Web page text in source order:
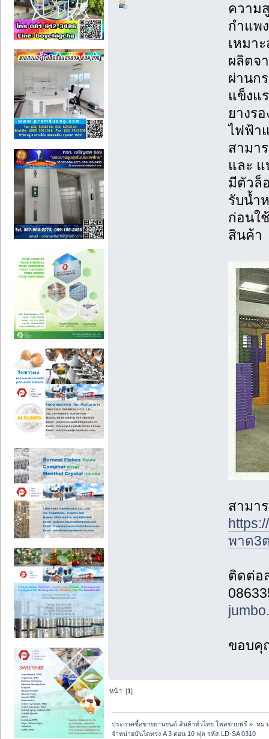
ความ
กำแพ
เหมา
ผลิตจ
ผ่านก
แข็งแ
ยางร
ไฟฟ้า
สามา
และ
มีตัวล็
รับน้ำ
ก่อนใ
สินค้า
สามา
พาด3
ติดต่อ
ขอบคุ
หน้า: [1]
ประกาศซื้อขายยานยนต์ สินค้าทั่วไทย โพสขายฟรี » หม
จำหน่ายบันไดทรง A 3 ตอน 10 ฟุต รหัส LD-SA 0310